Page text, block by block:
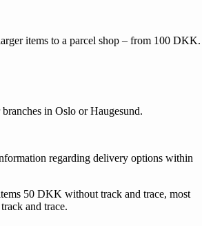
items to a parcel shop – from 100 DKK.
in Oslo or Haugesund.
regarding delivery options within
50 DKK without track and trace, most
and trace.